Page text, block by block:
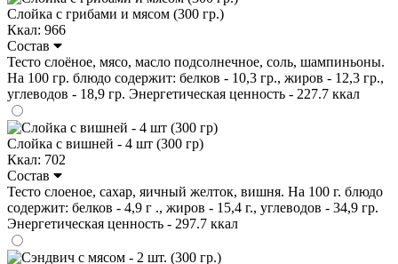
Слойка с грибами и мясом (300 гр.)
Ккал: 966
Состав
Тесто слоёное, мясо, масло подсолнечное, соль, шампиньоны.
На 100 гр. блюдо содержит: белков - 10,3 гр., жиров - 12,3 гр.,
углеводов - 18,9 гр. Энергетическая ценность - 227.7 ккал
Слойка с вишней - 4 шт (300 гр)
Ккал: 702
Состав
Тесто слоеное, сахар, яичный желток, вишня. На 100 г. блюдо
содержит: белков - 4,9 г ., жиров - 15,4 г., углеводов - 34,9 гр.
Энергетическая ценность - 297.7 ккал